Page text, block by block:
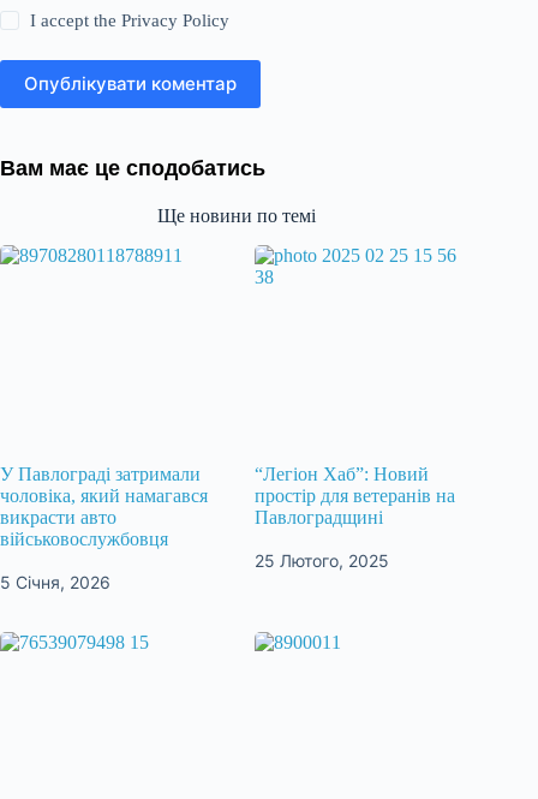
I accept thePrivacy Policy
Опублікувати коментар
Вам має це сподобатись
Ще новини по темі
У Павлограді затримали
чоловіка, який намагався
викрасти авто
військовослужбовця
5 Січня, 2026
“Легіон Хаб”: Новий
простір для ветеранів на
Павлоградщині
25 Лютого, 2025